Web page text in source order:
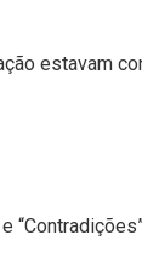
estavam